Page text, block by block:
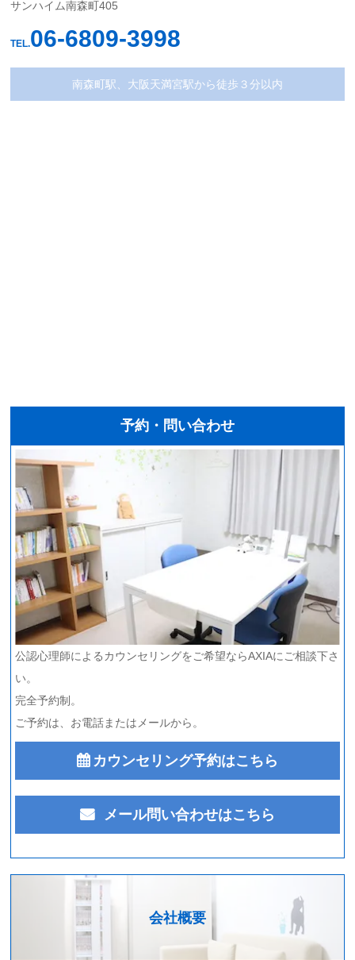
サンハイム南森町405
TEL.06-6809-3998
南森町駅、大阪天満宮駅から徒歩３分以内
予約・問い合わせ
公認心理師によるカウンセリングをご希望ならAXIAにご相談下さ
い。
完全予約制。
ご予約は、お電話またはメールから。
カウンセリング予約はこちら
メール問い合わせはこちら
会社概要